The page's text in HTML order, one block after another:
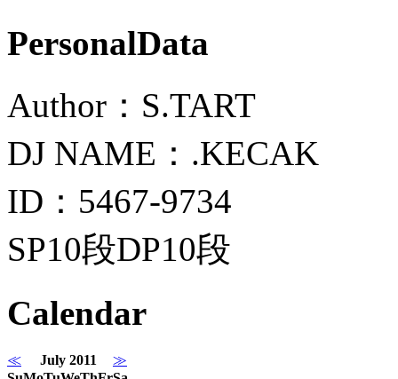
PersonalData
Author：S.TART
DJ NAME：.KECAK
ID：5467-9734
SP10段DP10段
Calendar
≪ July 2011
≫